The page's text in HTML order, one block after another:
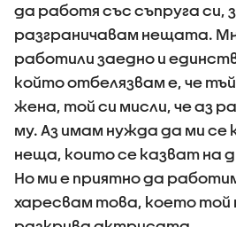
да работя със съпруга си,
разграничавам нещата.
работили заедно и
който отбелязвам е, че
жена, той си мисли, че аз
му. Аз имам нужда да ми се
неща, които се казват на
Но ми е приятно да
харесвам това, което той